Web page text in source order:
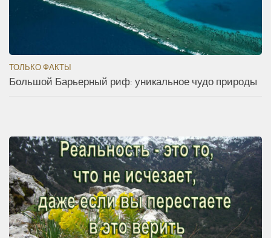
ТОЛЬКО ФАКТЫ
Большой Барьерный риф: уникальное чудо природы